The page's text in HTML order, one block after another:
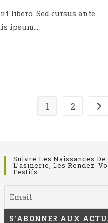
libero. Sed cursus ante
ipsum.…
1 2
Suivre Les Naissances De
L’asinerie, Les Rendez-
Festifs…